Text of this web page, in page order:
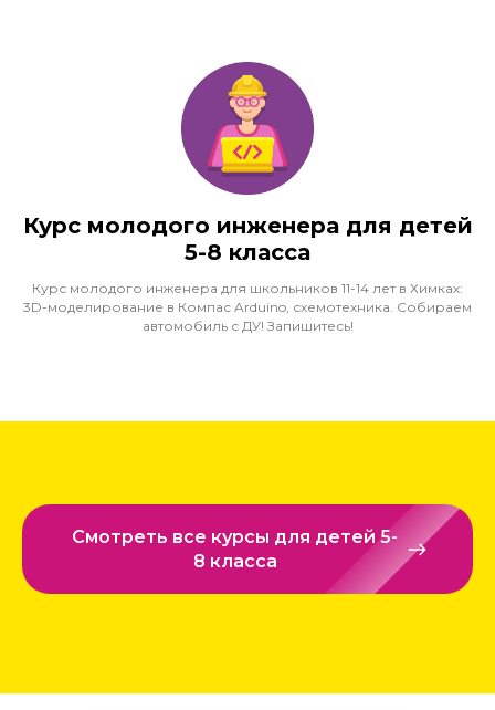
Курс молодого инженера для детей
5-8 класса
Курс молодого инженера для школьников 11-14 лет в Химках:
3D-моделирование в Компас Arduino, схемотехника. Собираем
автомобиль с ДУ! Запишитесь!
Смотреть все курсы для детей 5-
8 класса